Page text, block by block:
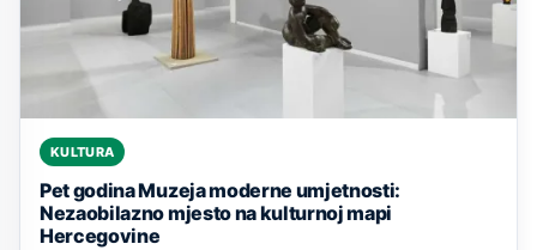
KULTURA
Pet godina Muzeja moderne umjetnosti:
Nezaobilazno mjesto na kulturnoj mapi
Hercegovine